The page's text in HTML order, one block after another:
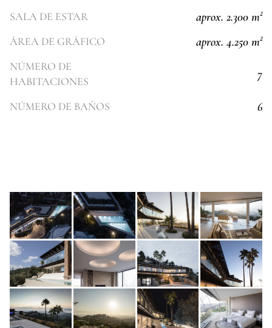
SALA DE ESTAR aprox. 2.300 m²
ÁREA DE GRÁFICO aprox. 4.250 m²
NÚMERO DE
HABITACIONES
7
NÚMERO DE BAÑOS 6